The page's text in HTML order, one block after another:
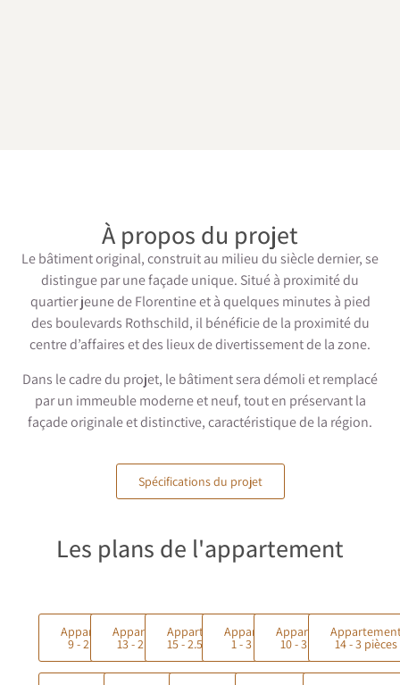
À propos du projet
Le bâtiment original, construit au milieu du siècle dernier, se
distingue par une façade unique. Situé à proximité du
quartier jeune de Florentine et à quelques minutes à pied
des boulevards Rothschild, il bénéficie de la proximité du
centre d’affaires et des lieux de divertissement de la zone.
Dans le cadre du projet, le bâtiment sera démoli et remplacé
par un immeuble moderne et neuf, tout en préservant la
façade originale et distinctive, caractéristique de la région.
Spécifications du projet
Les plans de l'appartement
Appartement
9 - 2 pièces
Appartement
13 - 2 pièces
Appartement
15 - 2.5 pièces
Appartement
1 - 3 pièces
Appartement
10 - 3 pièces14 - 3 pièces